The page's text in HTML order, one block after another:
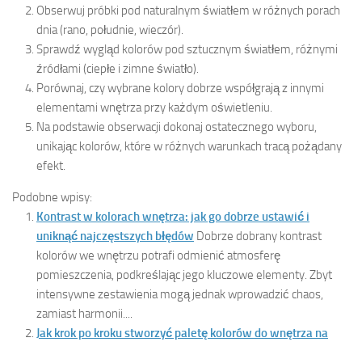
Obserwuj próbki pod naturalnym światłem w różnych porach
dnia (rano, południe, wieczór).
Sprawdź wygląd kolorów pod sztucznym światłem, różnymi
źródłami (ciepłe i zimne światło).
Porównaj, czy wybrane kolory dobrze współgrają z innymi
elementami wnętrza przy każdym oświetleniu.
Na podstawie obserwacji dokonaj ostatecznego wyboru,
unikając kolorów, które w różnych warunkach tracą pożądany
efekt.
Podobne wpisy:
Kontrast w kolorach wnętrza: jak go dobrze ustawić i
uniknąć najczęstszych błędów Dobrze dobrany kontrast
kolorów we wnętrzu potrafi odmienić atmosferę
pomieszczenia, podkreślając jego kluczowe elementy. Zbyt
intensywne zestawienia mogą jednak wprowadzić chaos,
zamiast harmonii....
Jak krok po kroku stworzyć paletę kolorów do wnętrza na